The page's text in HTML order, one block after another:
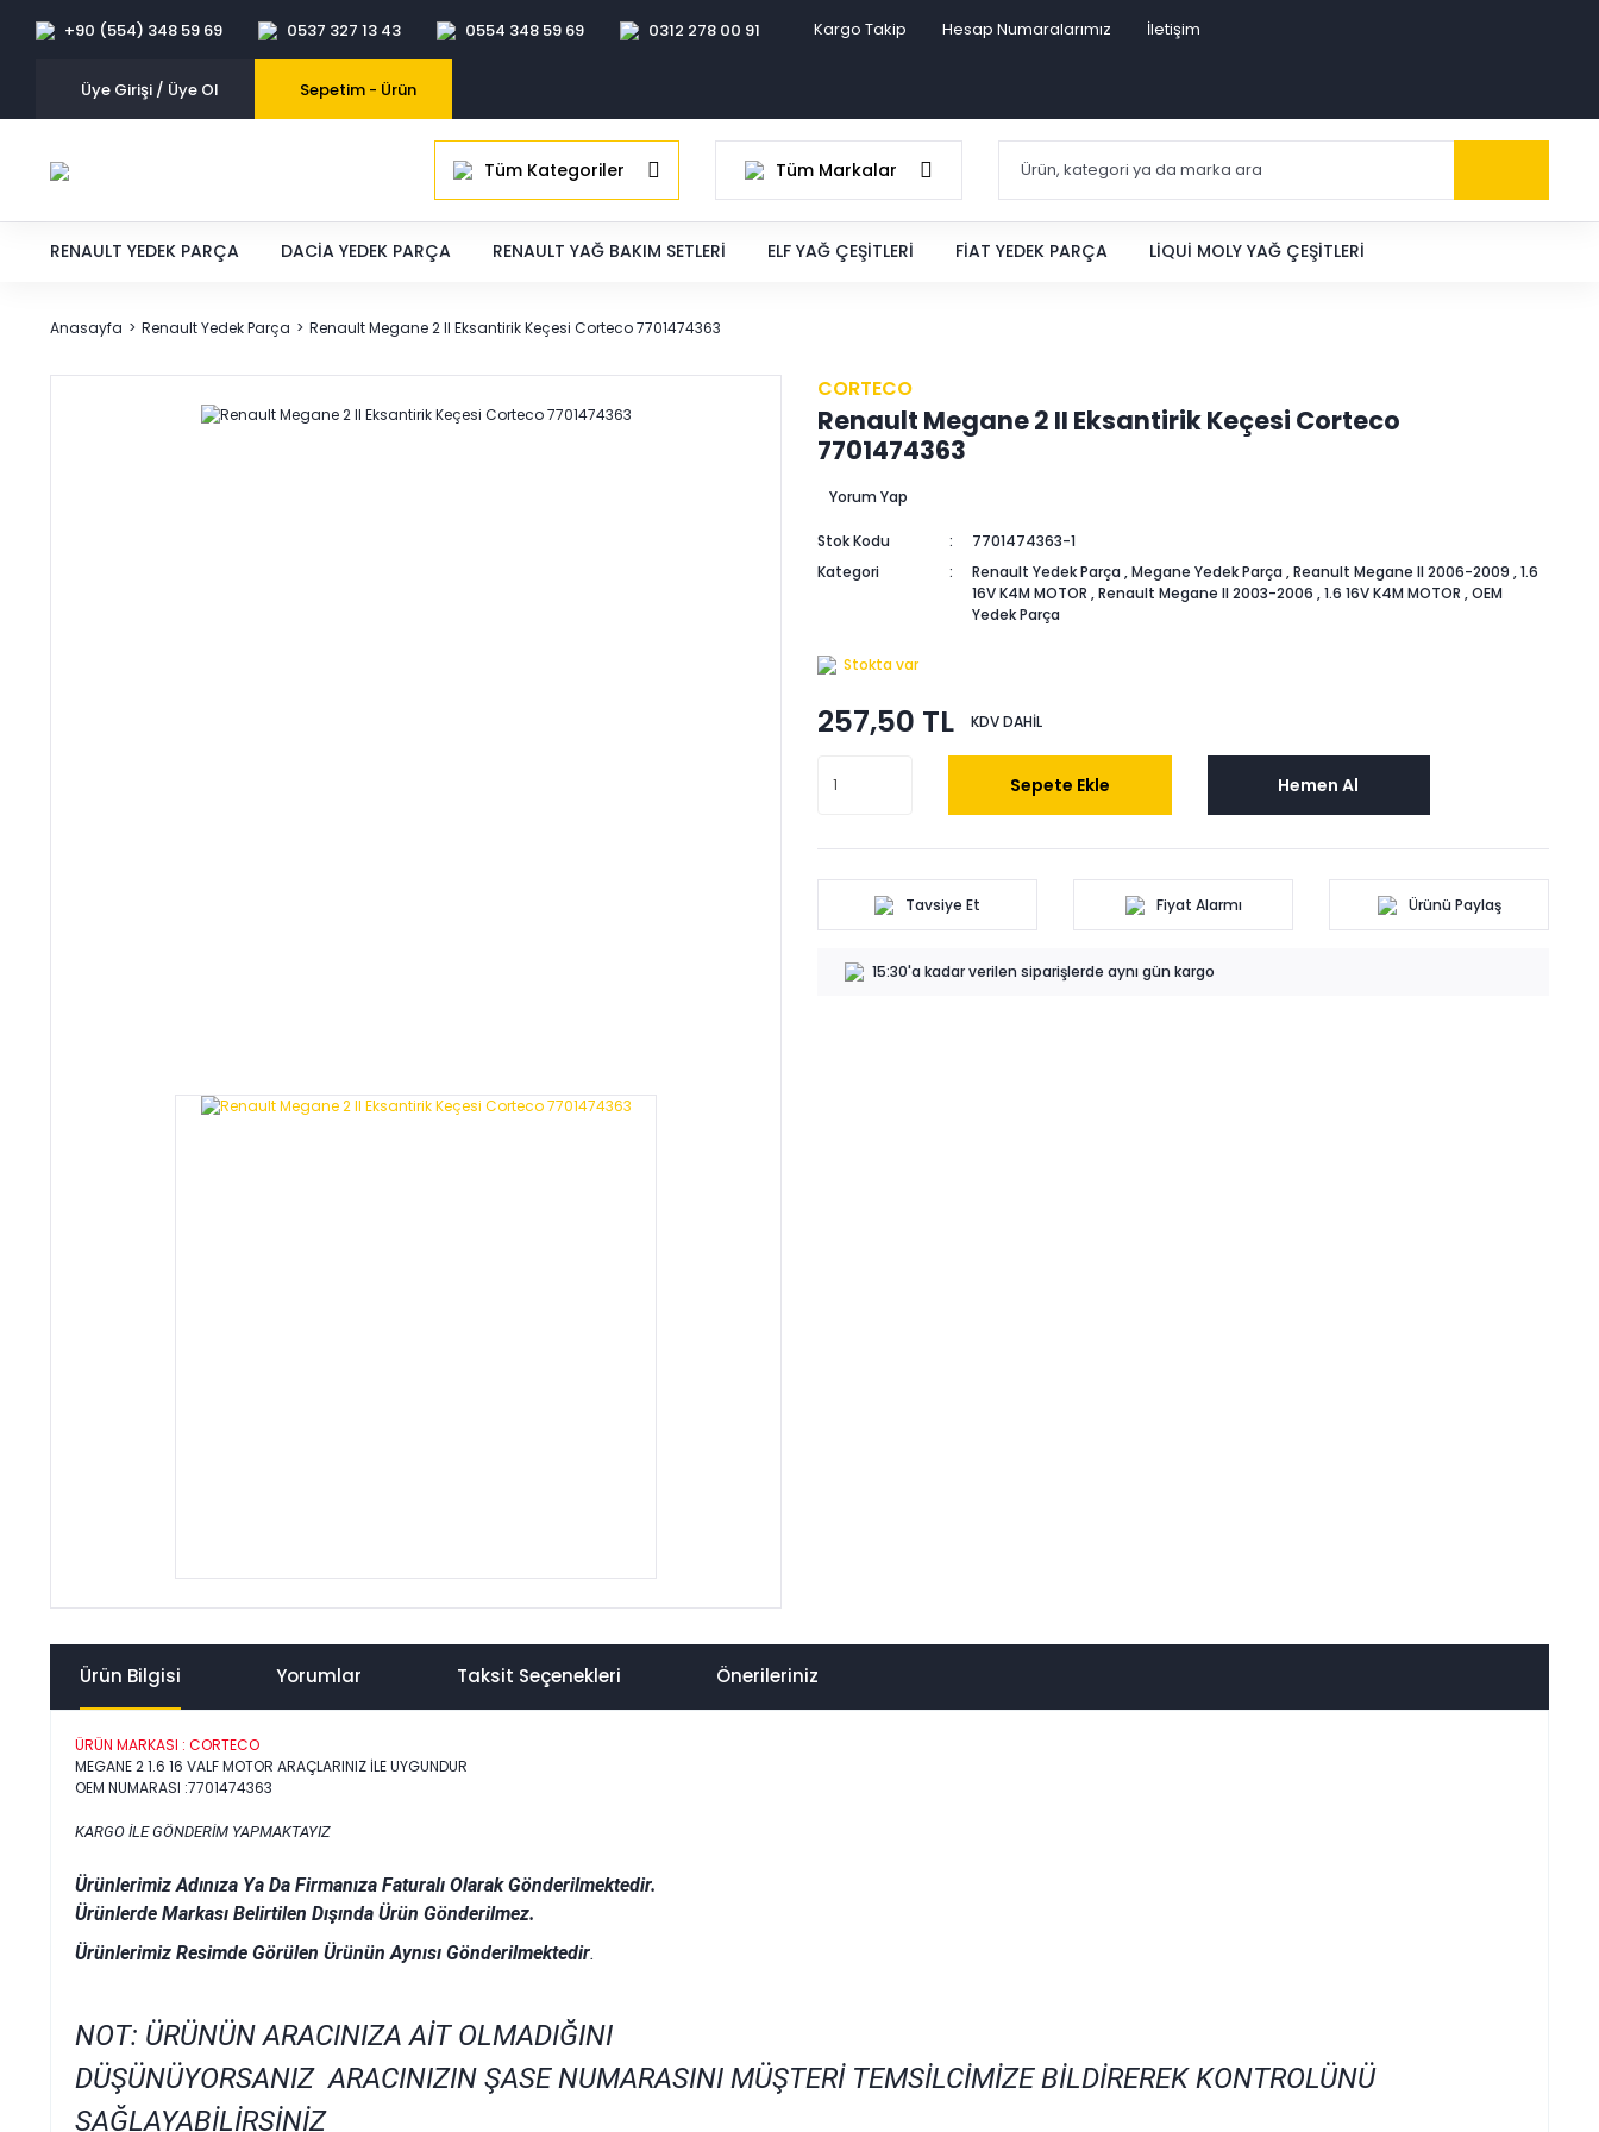
+90 (554) 348 59 69 0537 327 13 43 0554 348 59 69 0312 278 00 91 Kargo Takip Hesap Numaralarımız İletişim
Üye Girişi / Üye Ol Sepetim - Ürün
Tüm Kategoriler Tüm Markalar
RENAULT YEDEK PARÇA DACIA YEDEK PARÇA RENAULT YAĞ BAKIM SETLERI ELF YAĞ ÇEŞITLERI FIAT YEDEK PARÇA LIQUI MOLY YAĞ ÇEŞITLERI
Anasayfa Renault Yedek Parça Renault Megane 2 II Eksantirik Keçesi Corteco 7701474363
CORTECO
Renault Megane 2 II Eksantirik Keçesi Corteco
7701474363
Yorum Yap
Stok Kodu
7701474363-1
Kategori
Renault Yedek Parça ,Megane Yedek Parça ,Reanult Megane II 2006-2009 ,1.6
16V K4M MOTOR ,Renault Megane II 2003-2006 ,1.6 16V K4M MOTOR ,OEM
Yedek Parça
Stokta var
257,50 TL KDV DAHİL
Sepete Ekle Hemen Al
Tavsiye Et Fiyat Alarmı Ürünü Paylaş
15:30'a kadar verilen siparişlerde aynı gün kargo
Ürün Bilgisi Yorumlar Taksit Seçenekleri Önerileriniz
ÜRÜN MARKASI : CORTECO
MEGANE 2 1.6 16 VALF MOTOR ARAÇLARINIZ İLE UYGUNDUR
OEM NUMARASI :7701474363
KARGO İLE GÖNDERİM YAPMAKTAYIZ
Ürünlerimiz Adınıza Ya Da Firmanıza Faturalı Olarak Gönderilmektedir.
Ürünlerde Markası Belirtilen Dışında Ürün Gönderilmez.
Ürünlerimiz Resimde Görülen Ürünün Aynısı Gönderilmektedir.
NOT: ÜRÜNÜN ARACINIZA AİT OLMADIĞINI
DÜŞÜNÜYORSANIZ ARACINIZIN ŞASE NUMARASINI MÜŞTERİ TEMSİLCİMİZE BİLDİREREK KONTROLÜNÜ
SAĞLAYABİLİRSİNİZ